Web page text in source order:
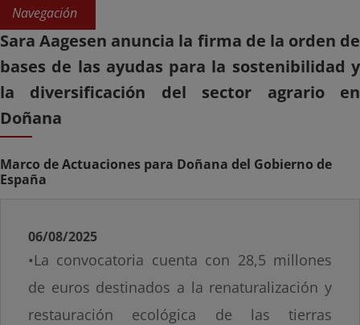
Navegación
Sara Aagesen anuncia la firma de la orden de
bases de las ayudas para la sostenibilidad y
la diversificación del sector agrario en
Doñana
Marco de Actuaciones para Doñana del Gobierno de
España
06/08/2025
•La convocatoria cuenta con 28,5 millones
de euros destinados a la renaturalización y
restauración ecológica de las tierras